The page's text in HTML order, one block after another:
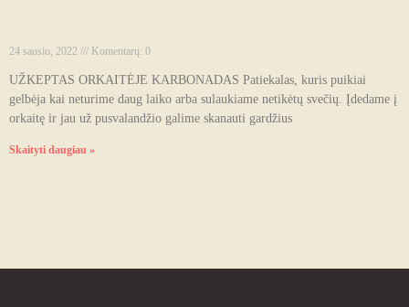
24 sausio, 2022 Komentarų: 0
UŽKEPTAS ORKAITĖJE KARBONADAS Patiekalas, kuris puikiai
gelbėja kai neturime daug laiko arba sulaukiame netikėtų svečių. Įdedame į
orkaitę ir jau už pusvalandžio galime skanauti gardžius
Skaityti daugiau »